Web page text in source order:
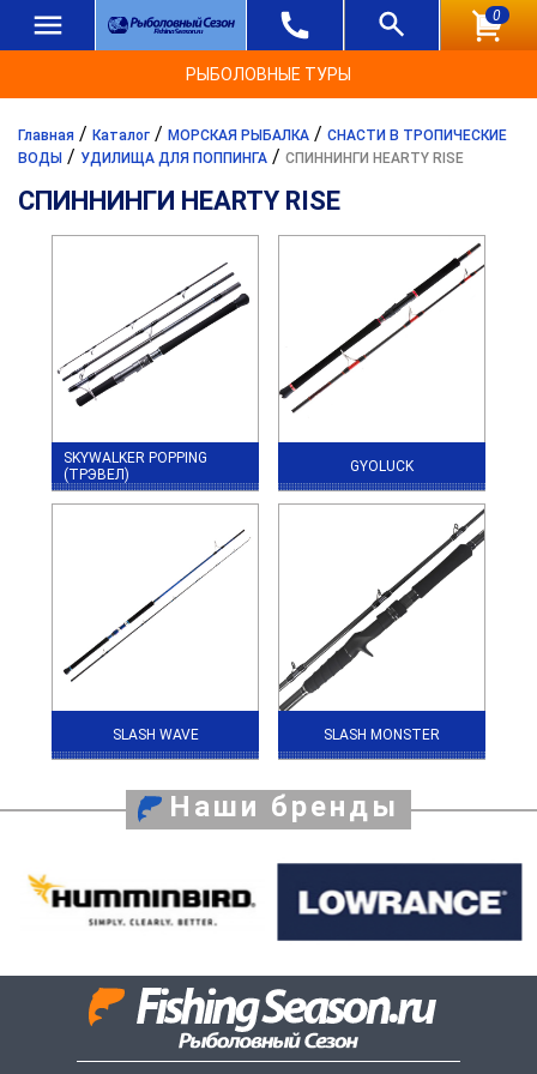
0
РЫБОЛОВНЫЕ ТУРЫ
Главная / Каталог / МОРСКАЯ РЫБАЛКА / СНАСТИ В ТРОПИЧЕСКИЕ
ВОДЫ / УДИЛИЩА ДЛЯ ПОППИНГА / СПИННИНГИ HEARTY RISE
СПИННИНГИ HEARTY RISE
SKYWALKER POPPING
(ТРЭВЕЛ)
GYOLUCK
SLASH WAVE SLASH MONSTER
Наши бренды